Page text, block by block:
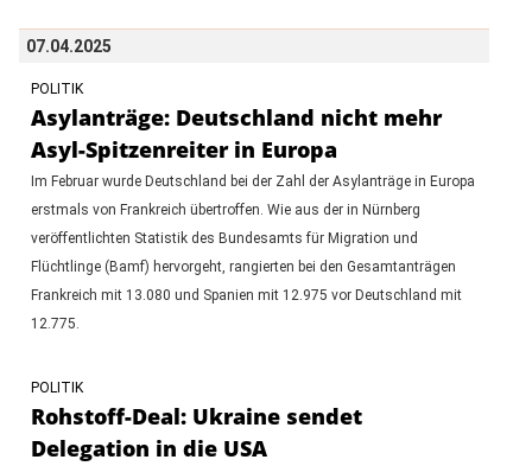
07.04.2025
POLITIK
Asylanträge: Deutschland nicht mehr
Asyl-Spitzenreiter in Europa
Im Februar wurde Deutschland bei der Zahl der Asylanträge in Europa
erstmals von Frankreich übertroffen. Wie aus der in Nürnberg
veröffentlichten Statistik des Bundesamts für Migration und
Flüchtlinge (Bamf) hervorgeht, rangierten bei den Gesamtanträgen
Frankreich mit 13.080 und Spanien mit 12.975 vor Deutschland mit
12.775.
POLITIK
Rohstoff-Deal: Ukraine sendet
Delegation in die USA